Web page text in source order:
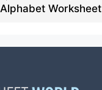
Worksheet